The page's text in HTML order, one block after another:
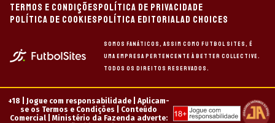
TERMOS E CONDIÇÕESPOLÍTICA DE PRIVACIDADE
POLÍTICA DE COOKIESPOLÍTICA EDITORIALAD CHOICES
Somos Fanáticos, assim como Futbol Sites, é
uma empresa pertencente à Better Collective.
Todos os direitos reservados.
+18 | Jogue com responsabilidade |
Aplicam-
se os Termos e Condições | Conteúdo
Comercial | Ministério da Fazenda adverte: